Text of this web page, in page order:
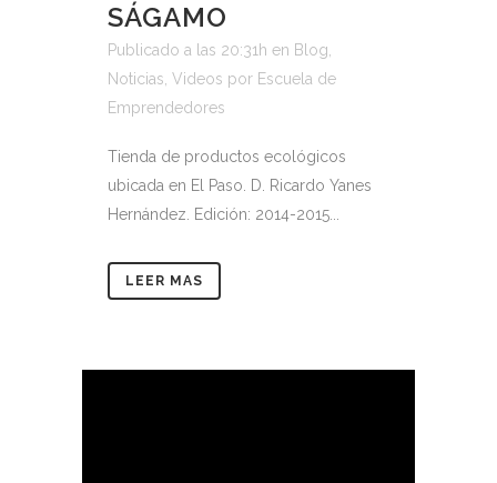
SÁGAMO
Publicado a las 20:31h en Blog
Noticias Videos por Escuela de
Emprendedores
Tienda de productos ecológicos
ubicada en El Paso. D. Ricardo Yanes
Hernández. Edición: 2014-2015...
LEER MAS